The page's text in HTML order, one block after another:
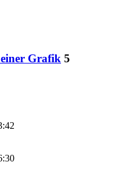
Grafik 5